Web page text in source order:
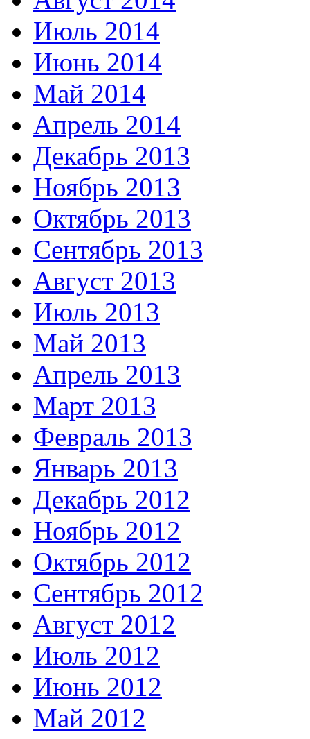
Июль 2014
Июнь 2014
Май 2014
Апрель 2014
Декабрь 2013
Ноябрь 2013
Октябрь 2013
Сентябрь 2013
Август 2013
Июль 2013
Май 2013
Апрель 2013
Март 2013
Февраль 2013
Январь 2013
Декабрь 2012
Ноябрь 2012
Октябрь 2012
Сентябрь 2012
Август 2012
Июль 2012
Июнь 2012
Май 2012